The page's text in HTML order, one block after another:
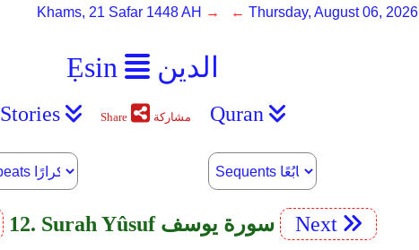
Ẹsin الدين
Khams, 21 Safar 1448 AH → ← Thursday, August 06, 2026
Stories Share مشاركة Quran
12. Surah Yûsuf سورة يوسف Next